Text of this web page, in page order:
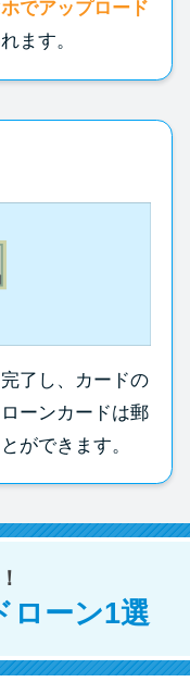
でアップロード
ます。
了し、カードの
ーンカードは郵
ができます。
ローン1選